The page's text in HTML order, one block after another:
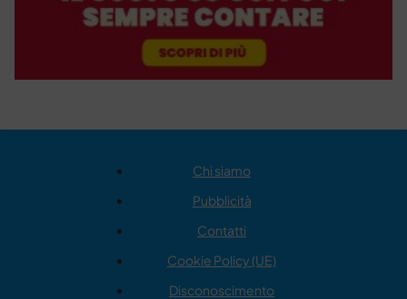
Chi siamo
Pubblicità
Contatti
Cookie Policy (UE)
Disconoscimento